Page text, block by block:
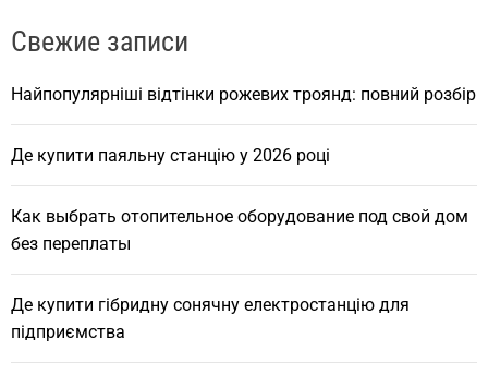
c
Свежие записи
Найпопулярніші відтінки рожевих троянд: повний розбір
Де купити паяльну станцію у 2026 році
Как выбрать отопительное оборудование под свой дом
без переплаты
Де купити гібридну сонячну електростанцію для
підприємства